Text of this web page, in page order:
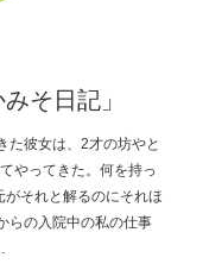
そ日記」
た彼女は、2才の坊やと
やってきた。何を持っ
それと解るのにそれほ
らの入院中の私の仕事